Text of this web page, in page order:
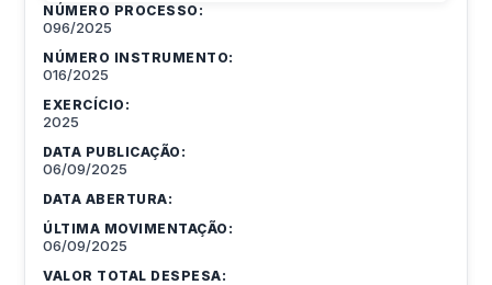
NÚMERO PROCESSO:
096/2025
NÚMERO INSTRUMENTO:
016/2025
EXERCÍCIO:
2025
DATA PUBLICAÇÃO:
06/09/2025
DATA ABERTURA:
ÚLTIMA MOVIMENTAÇÃO:
06/09/2025
VALOR TOTAL DESPESA: